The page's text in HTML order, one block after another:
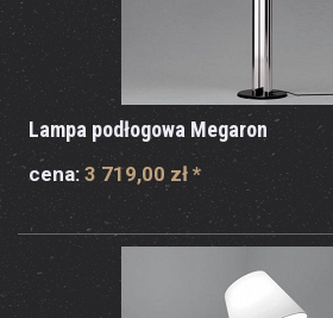
Lampa podłogowa Megaron
cena: 3 719,00 zł *